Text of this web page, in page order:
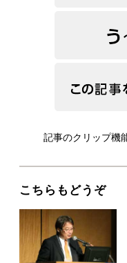
記事のクリップ機
こちらもどうぞ